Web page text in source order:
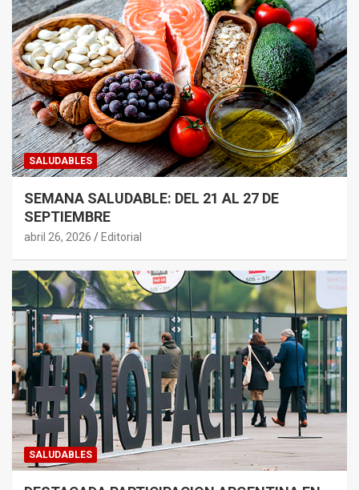
SALUDABLES
SEMANA SALUDABLE: DEL 21 AL 27 DE
SEPTIEMBRE
abril 26, 2026 Editorial
SALUDABLES